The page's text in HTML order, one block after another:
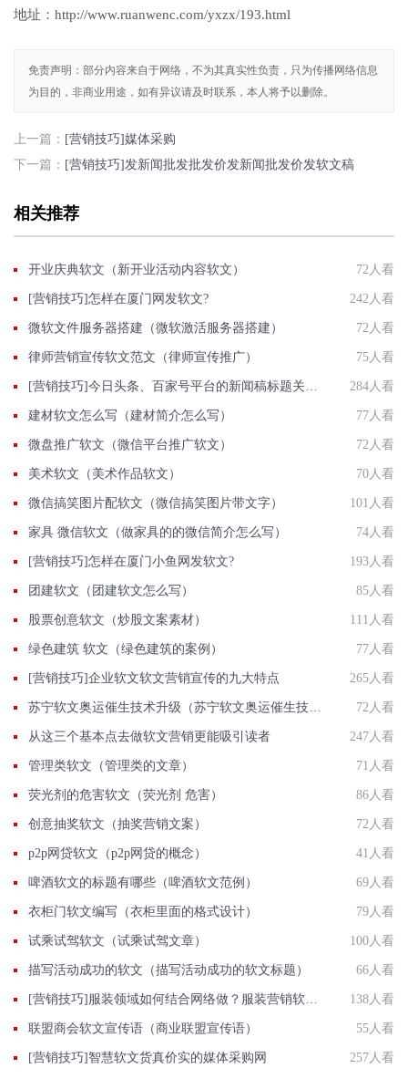
地址：http://www.ruanwenc.com/yxzx/193.html
免责声明：部分内容来自于网络，不为其真实性负责，只为传播网络信息
为目的，非商业用途，如有异议请及时联系，本人将予以删除。
上一篇： [营销技巧]媒体采购
下一篇： [营销技巧]发新闻批发批发价发新闻批发价发软文稿
相关推荐
开业庆典软文（新开业活动内容软文） 72人看
[营销技巧]怎样在厦门网发软文? 242人看
微软文件服务器搭建（微软激活服务器搭建） 72人看
律师营销宣传软文范文（律师宣传推广） 75人看
284人看
建材软文怎么写（建材简介怎么写） 77人看
微盘推广软文（微信平台推广软文） 72人看
美术软文（美术作品软文） 70人看
微信搞笑图片配软文（微信搞笑图片带文字） 101人看
家具 微信软文（做家具的的微信简介怎么写） 74人看
[营销技巧]怎样在厦门小鱼网发软文? 193人看
团建软文（团建软文怎么写） 85人看
股票创意软文（炒股文案素材） 111人看
绿色建筑 软文（绿色建筑的案例） 77人看
[营销技巧]企业软文软文营销宣传的九大特点 265人看
72人看
从这三个基本点去做软文营销更能吸引读者 247人看
管理类软文（管理类的文章） 71人看
荧光剂的危害软文（荧光剂 危害） 86人看
创意抽奖软文（抽奖营销文案） 72人看
p2p网贷软文（p2p网贷的概念） 41人看
啤酒软文的标题有哪些（啤酒软文范例） 69人看
衣柜门软文编写（衣柜里面的格式设计） 79人看
试乘试驾软文（试乘试驾文章） 100人看
描写活动成功的软文（描写活动成功的软文标题） 66人看
138人看
联盟商会软文宣传语（商业联盟宣传语） 55人看
[营销技巧]智慧软文货真价实的媒体采购网 257人看